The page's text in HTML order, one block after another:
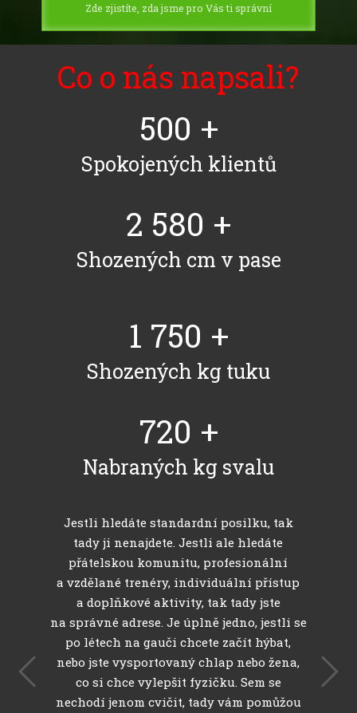
Zde zjistíte, zda jsme pro Vás ti správní
Co o nás napsali?
500 +
Spokojených klientů
2 580 +
Shozených cm v pase
1 750 +
Shozených kg tuku
720 +
Nabraných kg svalu
Jestli hledáte standardní posilku, tak
tady ji nenajdete. Jestli ale hledáte
přátelskou komunitu, profesionální
a vzdělané trenéry, individuální přístup
a doplňkové aktivity, tak tady jste
na správné adrese. Je úplně jedno, jestli se
po létech na gauči chcete začít hýbat,
nebo jste vysportovaný chlap nebo žena,
co si chce vylepšit fyzičku. Sem se
nechodí jenom cvičit, tady vám pomůžou
Miroslav R.
Pavel M.
Martin N.
Jméno Příjmení
Pavel Š.